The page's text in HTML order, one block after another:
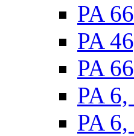
PA
PA
PA
PA
PA